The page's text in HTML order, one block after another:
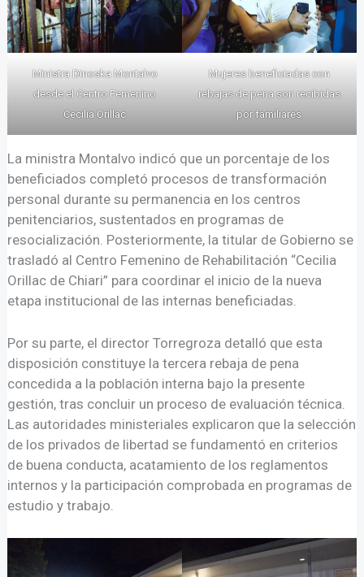
Ministra Dinoska Montalvo
desde el Centro Femenino
Cecilia Orillac
Mujeres beneficiadas con
rebajas de pena son recibidas
por familiares
La ministra Montalvo indicó que un porcentaje de los
beneficiados completó procesos de transformación
personal durante su permanencia en los centros
penitenciarios, sustentados en programas de
resocialización. Posteriormente, la titular de Gobierno se
trasladó al Centro Femenino de Rehabilitación “Cecilia
Orillac de Chiari” para coordinar el inicio de la nueva
etapa institucional de las internas beneficiadas.
Por su parte, el director Torregroza detalló que esta
disposición constituye la tercera rebaja de pena
concedida a la población interna bajo la presente
gestión, tras concluir un proceso de evaluación técnica.
Las autoridades ministeriales explicaron que la selección
de los privados de libertad se fundamentó en criterios
de buena conducta, acatamiento de los reglamentos
internos y la participación comprobada en programas de
estudio y trabajo.